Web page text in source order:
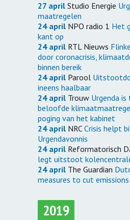
27 april Studio Energie
maatregelen
24 april NPO radio 1 Het
kant op
24 april RTL Nieuws
door coronacrisis,
binnen bereik
24 april Parool
ineens haalbaar
24 april Trouw Urgenda
beloofde
poging van het kabinet
24 april NRCCrisis helpt
Urgendavonnis
24 april Reformatorisch
legt uitstoot
24 april The Guardian
measures to cut
2019